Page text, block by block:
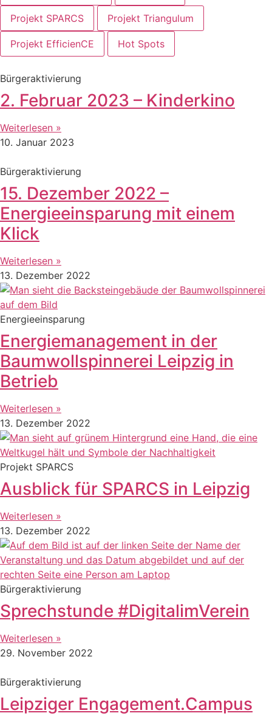
Projekt SPARCS Projekt Triangulum
Projekt EfficienCE Hot Spots
Bürgeraktivierung
2. Februar 2023 – Kinderkino
Weiterlesen »
10. Januar 2023
Bürgeraktivierung
15. Dezember 2022 –
Energieeinsparung mit einem
Klick
Weiterlesen »
13. Dezember 2022
Energieeinsparung
Energiemanagement in der
Baumwollspinnerei Leipzig in
Betrieb
Weiterlesen »
13. Dezember 2022
Projekt SPARCS
Ausblick für SPARCS in Leipzig
Weiterlesen »
13. Dezember 2022
Bürgeraktivierung
Sprechstunde #DigitalimVerein
Weiterlesen »
29. November 2022
Bürgeraktivierung
Leipziger Engagement.Campus